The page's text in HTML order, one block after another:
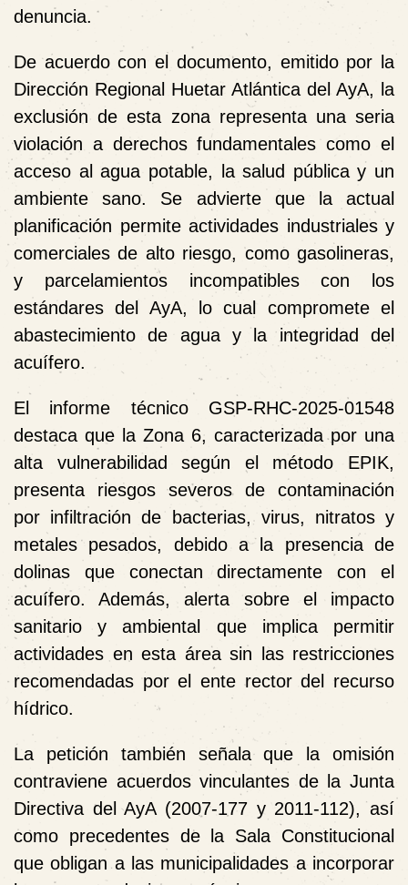
denuncia.
De acuerdo con el documento, emitido por la
Dirección Regional Huetar Atlántica del AyA, la
exclusión de esta zona representa una seria
violación a derechos fundamentales como el
acceso al agua potable, la salud pública y un
ambiente sano. Se advierte que la actual
planificación permite actividades industriales y
comerciales de alto riesgo, como gasolineras,
y parcelamientos incompatibles con los
estándares del AyA, lo cual compromete el
abastecimiento de agua y la integridad del
acuífero.
El informe técnico GSP-RHC-2025-01548
destaca que la Zona 6, caracterizada por una
alta vulnerabilidad según el método EPIK,
presenta riesgos severos de contaminación
por infiltración de bacterias, virus, nitratos y
metales pesados, debido a la presencia de
dolinas que conectan directamente con el
acuífero. Además, alerta sobre el impacto
sanitario y ambiental que implica permitir
actividades en esta área sin las restricciones
recomendadas por el ente rector del recurso
hídrico.
La petición también señala que la omisión
contraviene acuerdos vinculantes de la Junta
Directiva del AyA (2007-177 y 2011-112), así
como precedentes de la Sala Constitucional
que obligan a las municipalidades a incorporar